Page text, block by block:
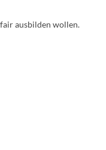
ausbilden wollen.